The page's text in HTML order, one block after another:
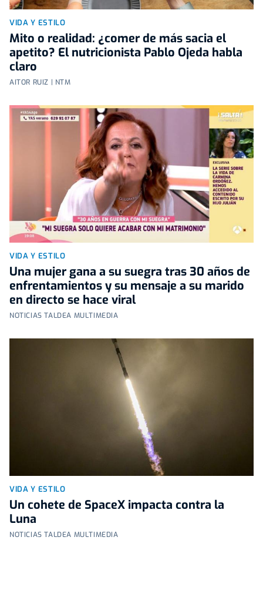
VIDA Y ESTILO
Mito o realidad: ¿comer de más sacia el
apetito? El nutricionista Pablo Ojeda habla
claro
AITOR RUIZ | NTM
VIDA Y ESTILO
Una mujer gana a su suegra tras 30 años de
enfrentamientos y su mensaje a su marido
en directo se hace viral
NOTICIAS TALDEA MULTIMEDIA
VIDA Y ESTILO
Un cohete de SpaceX impacta contra la
Luna
NOTICIAS TALDEA MULTIMEDIA